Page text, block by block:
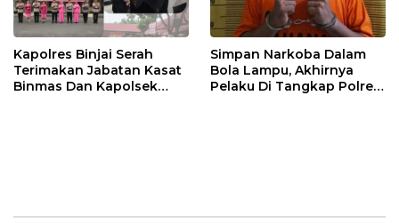
Kapolres Binjai Serah
Terimakan Jabatan Kasat
Binmas Dan Kapolsek
Simpan Narkoba Dalam
Bola Lampu, Akhirnya
Pelaku Di Tangkap Polres